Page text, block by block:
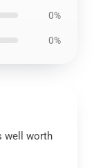
0%
0%
well worth